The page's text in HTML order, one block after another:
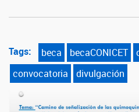
Tags: beca becaCONICET
convocatoria
divulgación